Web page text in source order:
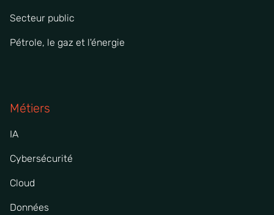
Secteur public
Pétrole, le gaz et l'énergie
Métiers
IA
Cybersécurité
Cloud
Données